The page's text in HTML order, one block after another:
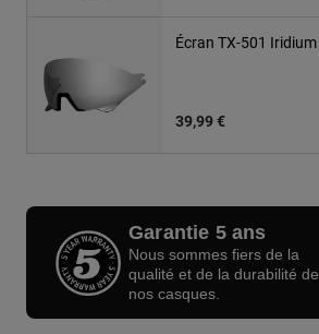
Écran TX-501 Iridium
39,99 €
Garantie 5 ans
Nous sommes fiers de la
qualité et de la durabilité de
nos casques.